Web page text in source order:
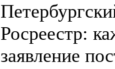
Росреестр:
заявление